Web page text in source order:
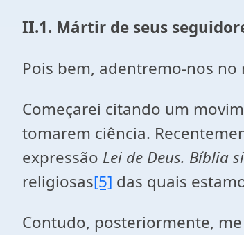
II.1. Mártir de seus
Pois bem, adentremo-nos
Começarei citando um
tomarem ciência.
expressão Lei de Deus. Bíblia
religiosas[5] das quais
Contudo, posteriormente,